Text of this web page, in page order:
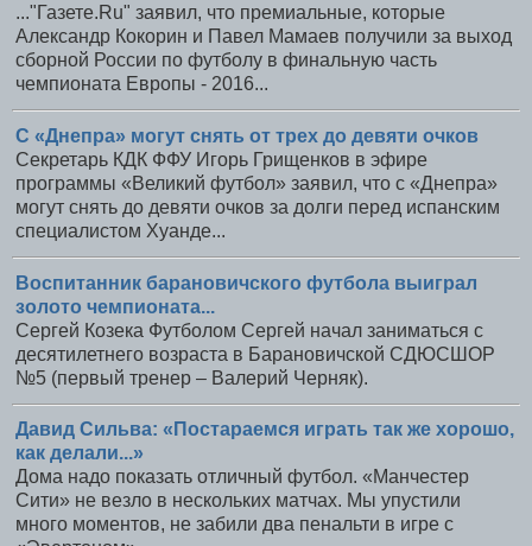
..."Газете.Ru" заявил, что премиальные, которые
Александр Кокорин и Павел Мамаев получили за выход
сборной России по футболу в финальную часть
чемпионата Европы - 2016...
С «Днепра» могут снять от трех до девяти очков
Секретарь КДК ФФУ Игорь Грищенков в эфире
программы «Великий футбол» заявил, что с «Днепра»
могут снять до девяти очков за долги перед испанским
специалистом Хуанде...
Воспитанник барановичского футбола выиграл
золото чемпионата...
Сергей Козека Футболом Сергей начал заниматься с
десятилетнего возраста в Барановичской СДЮСШОР
№5 (первый тренер – Валерий Черняк).
Давид Сильва: «Постараемся играть так же хорошо,
как делали...»
Дома надо показать отличный футбол. «Манчестер
Сити» не везло в нескольких матчах. Мы упустили
много моментов, не забили два пенальти в игре с